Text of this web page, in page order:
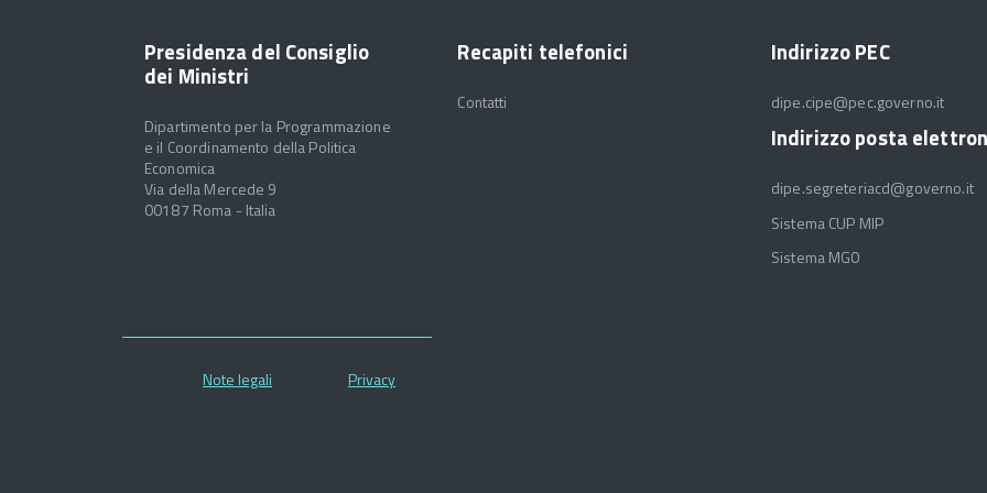
Presidenza del Consiglio
dei Ministri
Dipartimento per la Programmazione
e il Coordinamento della Politica
Economica
Via della Mercede 9
00187 Roma - Italia
Recapiti telefonici
Contatti
Indirizzo PEC
dipe.cipe@pec.governo.it
Indirizzo posta
dipe.segreteriacd@governo.it
Sistema CUP MIP
Sistema MGO
Note legali Privacy